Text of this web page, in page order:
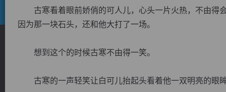
古寒看着眼前娇俏的可人儿，心头一片火热，不由得
因为那一块石头，还和他大打了一场。
想到这个的时候古寒不由得一笑。
古寒的一声轻笑让白可儿抬起头看着他一双明亮的眼